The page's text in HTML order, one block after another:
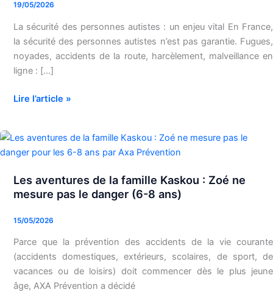
19/05/2026
La sécurité des personnes autistes : un enjeu vital En France,
la sécurité des personnes autistes n’est pas garantie. Fugues,
noyades, accidents de la route, harcèlement, malveillance en
ligne : […]
de
la
personne
autiste
:
passage
la
cybersécurité
Lire l’article »
Les aventures de la famille Kaskou : Zoé ne
mesure pas le danger (6-8 ans)
15/05/2026
Parce que la prévention des accidents de la vie courante
(accidents domestiques, extérieurs, scolaires, de sport, de
vacances ou de loisirs) doit commencer dès le plus jeune
âge, AXA Prévention a décidé
Les
aventures
la
famille
Kaskou
:
Zoé